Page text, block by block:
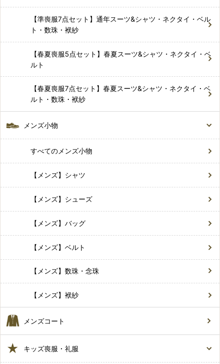
【準喪服7点セット】通年スーツ&シャツ・ネクタイ・ベル
ト・数珠・袱紗
【春夏喪服5点セット】春夏スーツ&シャツ・ネクタイ・ベ
ルト
【春夏喪服7点セット】春夏スーツ&シャツ・ネクタイ・ベ
ルト・数珠・袱紗
メンズ小物
すべてのメンズ小物
【メンズ】シャツ
【メンズ】シューズ
【メンズ】バッグ
【メンズ】ベルト
【メンズ】数珠・念珠
【メンズ】袱紗
メンズコート
キッズ喪服・礼服